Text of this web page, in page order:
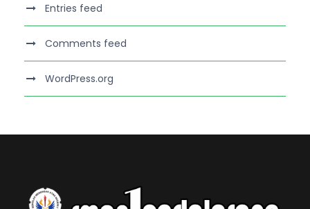
Entries feed
Comments feed
WordPress.org